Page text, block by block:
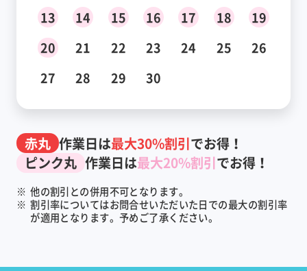
13
14 15 16 17 18
19
20
21 22 23 24 25
26
27
28 29 30
赤丸 作業日は最大30%割引でお得！
ピンク丸 作業日は最大20%割引でお得！
※ 他の割引との併用不可となります。
※ 割引率についてはお問合せいただいた日での最大の割引率
が適用となります。予めご了承ください。